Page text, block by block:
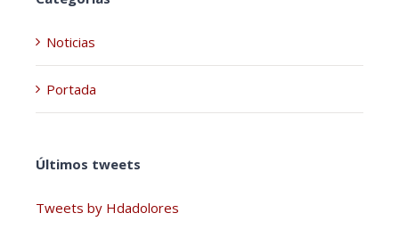
Noticias
Portada
Últimos tweets
Tweets by Hdadolores